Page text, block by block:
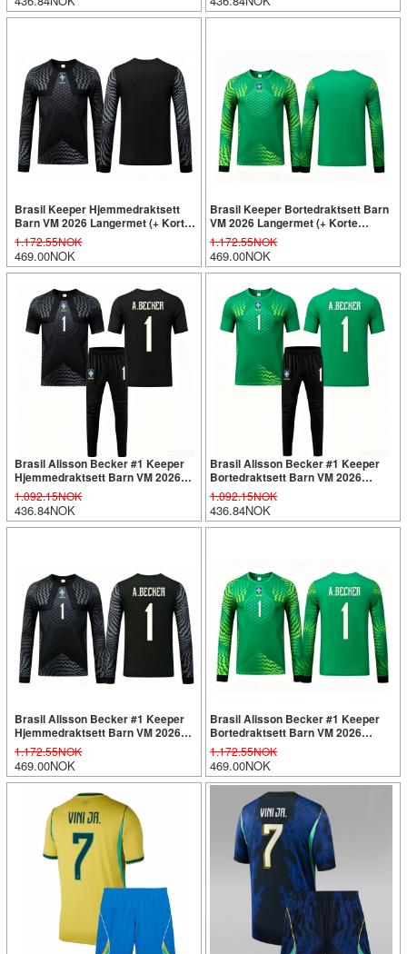
Brasil Keeper Hjemmedraktsett
Barn VM 2026 Langermet (+ Korte
bukser)
1.172.55NOK
469.00NOK
Brasil Keeper Bortedraktsett Barn
VM 2026 Langermet (+ Korte
bukser)
1.172.55NOK
469.00NOK
Brasil Alisson Becker #1 Keeper
Hjemmedraktsett Barn VM 2026
Kortermet (+ Korte bukser)
1.092.15NOK
436.84NOK
Brasil Alisson Becker #1 Keeper
Bortedraktsett Barn VM 2026
Kortermet (+ Korte bukser)
1.092.15NOK
436.84NOK
Brasil Alisson Becker #1 Keeper
Hjemmedraktsett Barn VM 2026
Langermet (+ Korte bukser)
1.172.55NOK
469.00NOK
Brasil Alisson Becker #1 Keeper
Bortedraktsett Barn VM 2026
Langermet (+ Korte bukser)
1.172.55NOK
469.00NOK